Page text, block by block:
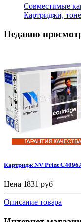
Совместимые
Картриджи,
Недавно
Картридж NV Print
Цена 1831 руб
Описание товара